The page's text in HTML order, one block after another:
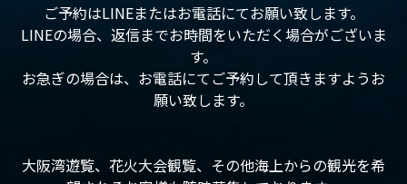
ご予約はLINEまたはお電話にてお願い致します。
LINEの場合、返信までお時間をいただく場合がございま
す。
お急ぎの場合は、お電話にてご予約して頂きますようお
願い致します。
大阪湾遊覧、花火大会観覧、その他海上からの観光を希